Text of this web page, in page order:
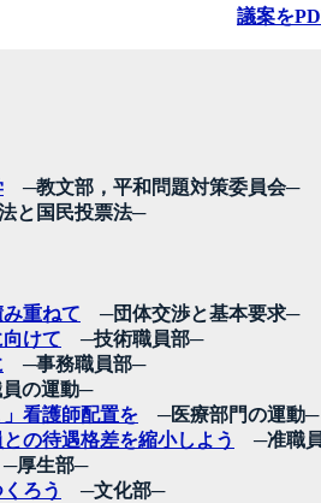
議案を
─教文部，平和問題対策委員会─
と国民投票法─
重ねて ─団体交渉と基本要求─
けて ─技術職員部─
─事務職員部─
の運動─
看護師配置を ─医療部門の運動─
の待遇格差を縮小しよう
─准職
厚生部─
ろう
─文化部─